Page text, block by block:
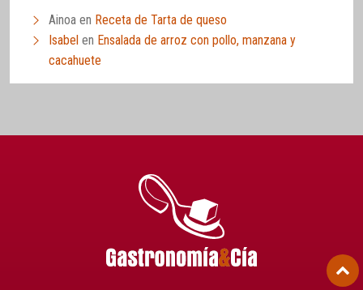
Ainoa en Receta de Tarta de queso
Isabel en Ensalada de arroz con pollo, manzana y
cacahuete